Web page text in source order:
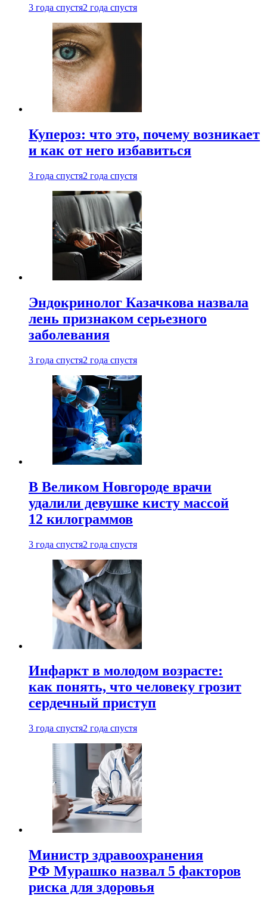
3 года спустя2 года спустя
Купероз: что это, почему возникает
и как от него избавиться
3 года спустя2 года спустя
Эндокринолог Казачкова назвала
лень признаком серьезного
заболевания
3 года спустя2 года спустя
В Великом Новгороде врачи
удалили девушке кисту массой
12 килограммов
3 года спустя2 года спустя
Инфаркт в молодом возрасте:
как понять, что человеку грозит
сердечный приступ
3 года спустя2 года спустя
Министр здравоохранения
РФ Мурашко назвал 5 факторов
риска для здоровья